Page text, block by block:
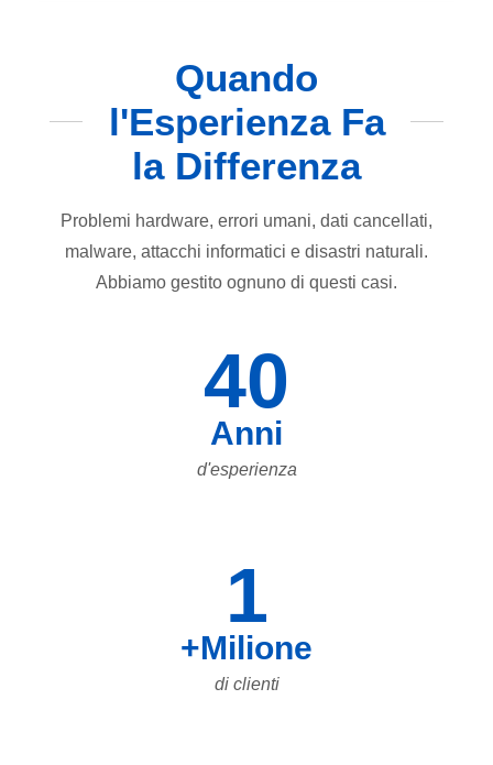
Quando
l'Esperienza Fa
la Differenza
Problemi hardware, errori umani, dati cancellati,
malware, attacchi informatici e disastri naturali.
Abbiamo gestito ognuno di questi casi.
40
Anni
d'esperienza
1
+Milione
di clienti